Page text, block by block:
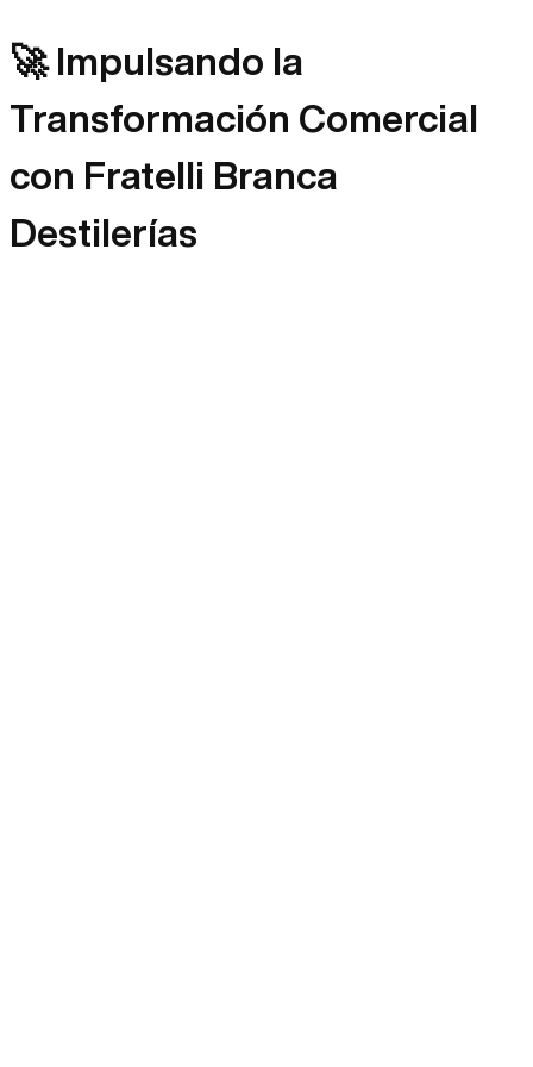
🚀 Impulsando la
Transformación Comercial
con Fratelli Branca
Destilerías